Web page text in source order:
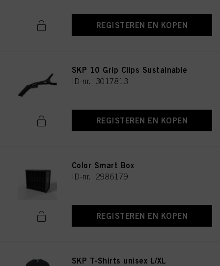
REGISTEREN EN KOPEN
SKP 10 Grip Clips Sustainable
ID-nr. 3017813
REGISTEREN EN KOPEN
Color Smart Box
ID-nr. 2986179
REGISTEREN EN KOPEN
SKP T-Shirts unisex L/XL